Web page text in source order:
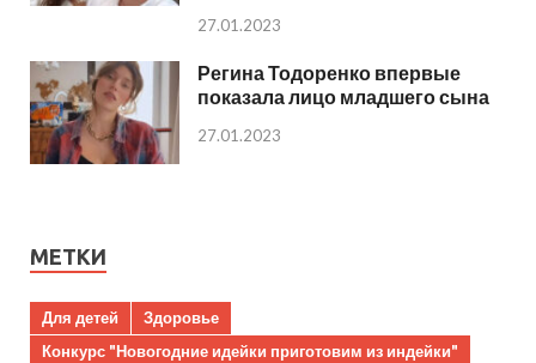
27.01.2023
Регина Тодоренко впервые
показала лицо младшего сына
27.01.2023
МЕТКИ
Для детей
Здоровье
Конкурс "Новогодние идейки приготовим из индейки"